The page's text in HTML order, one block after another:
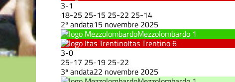
3-1
18-25 25-15 25-22 25-14
2ª andata15 novembre 2025
Mezzolombardo 1
Itas Trentino6
3-0
25-17 25-19 25-22
3ª andata22 novembre 2025